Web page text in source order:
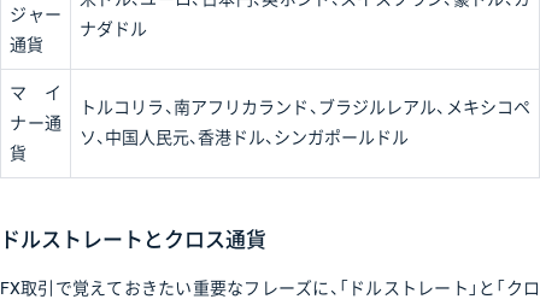
ジャー
通貨
ナダドル
マイ
ナー通
貨
トルコリラ、南アフリカランド、ブラジルレアル、メキシコペ
ソ、中国人民元、香港ドル、シンガポールドル
ドルストレートとクロス通貨
FX取引で覚えておきたい重要なフレーズに、「ドルストレート」と「クロ